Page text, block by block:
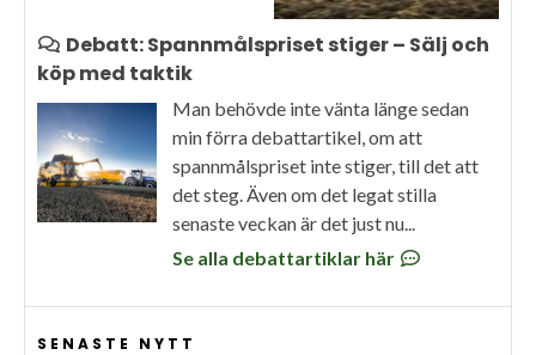
Debatt: Spannmålspriset stiger – Sälj och
köp med taktik
Man behövde inte vänta länge sedan
min förra debattartikel, om att
spannmålspriset inte stiger, till det att
det steg. Även om det legat stilla
senaste veckan är det just nu...
Se alla debattartiklar här
SENASTE NYTT